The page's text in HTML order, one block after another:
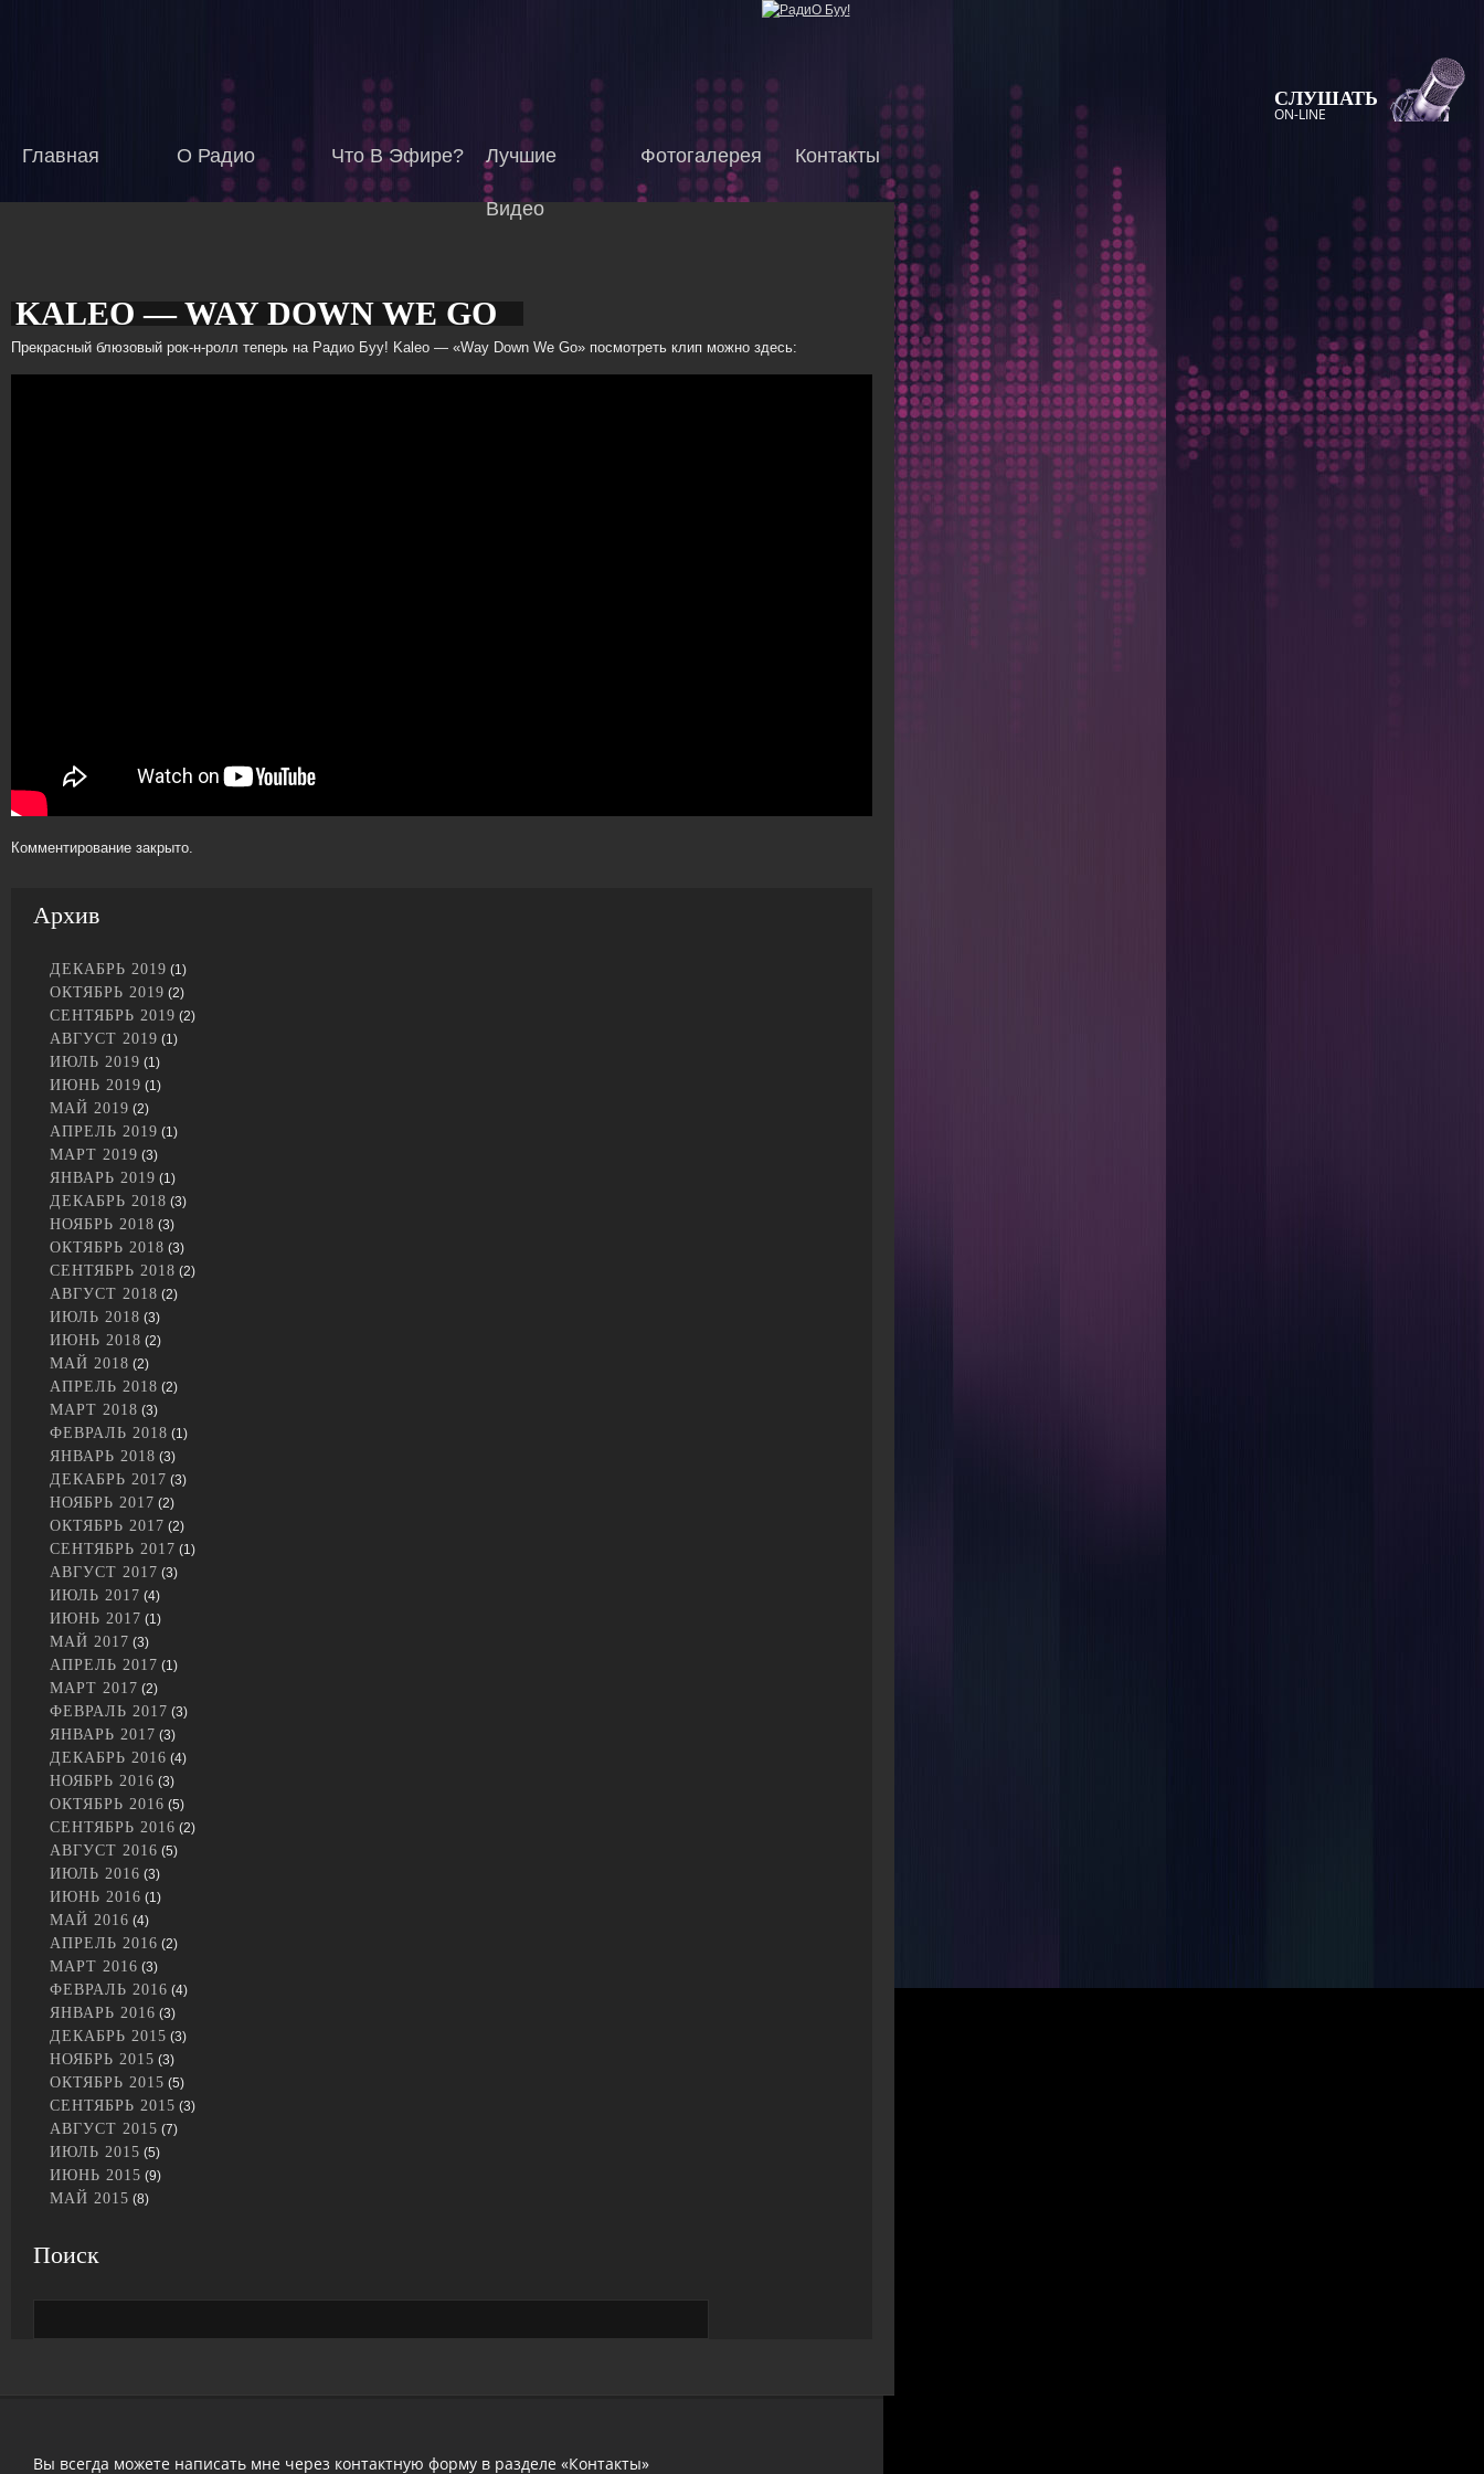
СЛУШАТЬ
ON-LINE
Главная О Радио Что В Эфире? Лучшие
Видео
Фотогалерея Контакты
KALEO — WAY DOWN WE GO
Создано: ADMIN Чт, 04/08/2016
Прекрасный блюзовый рок-н-ролл теперь на Радио Буу! Kaleo — «Way Down We Go» посмотреть клип можно здесь:
Комментирование закрыто.
Архив
ДЕКАБРЬ 2019 (1)
ОКТЯБРЬ 2019 (2)
СЕНТЯБРЬ 2019 (2)
АВГУСТ 2019 (1)
ИЮЛЬ 2019 (1)
ИЮНЬ 2019 (1)
МАЙ 2019 (2)
АПРЕЛЬ 2019 (1)
МАРТ 2019 (3)
ЯНВАРЬ 2019 (1)
ДЕКАБРЬ 2018 (3)
НОЯБРЬ 2018 (3)
ОКТЯБРЬ 2018 (3)
СЕНТЯБРЬ 2018 (2)
АВГУСТ 2018 (2)
ИЮЛЬ 2018 (3)
ИЮНЬ 2018 (2)
МАЙ 2018 (2)
АПРЕЛЬ 2018 (2)
МАРТ 2018 (3)
ФЕВРАЛЬ 2018 (1)
ЯНВАРЬ 2018 (3)
ДЕКАБРЬ 2017 (3)
НОЯБРЬ 2017 (2)
ОКТЯБРЬ 2017 (2)
СЕНТЯБРЬ 2017 (1)
АВГУСТ 2017 (3)
ИЮЛЬ 2017 (4)
ИЮНЬ 2017 (1)
МАЙ 2017 (3)
АПРЕЛЬ 2017 (1)
МАРТ 2017 (2)
ФЕВРАЛЬ 2017 (3)
ЯНВАРЬ 2017 (3)
ДЕКАБРЬ 2016 (4)
НОЯБРЬ 2016 (3)
ОКТЯБРЬ 2016 (5)
СЕНТЯБРЬ 2016 (2)
АВГУСТ 2016 (5)
ИЮЛЬ 2016 (3)
ИЮНЬ 2016 (1)
МАЙ 2016 (4)
АПРЕЛЬ 2016 (2)
МАРТ 2016 (3)
ФЕВРАЛЬ 2016 (4)
ЯНВАРЬ 2016 (3)
ДЕКАБРЬ 2015 (3)
НОЯБРЬ 2015 (3)
ОКТЯБРЬ 2015 (5)
СЕНТЯБРЬ 2015 (3)
АВГУСТ 2015 (7)
ИЮЛЬ 2015 (5)
ИЮНЬ 2015 (9)
МАЙ 2015 (8)
Поиск
Вы всегда можете написать мне через контактную форму в разделе «Контакты»